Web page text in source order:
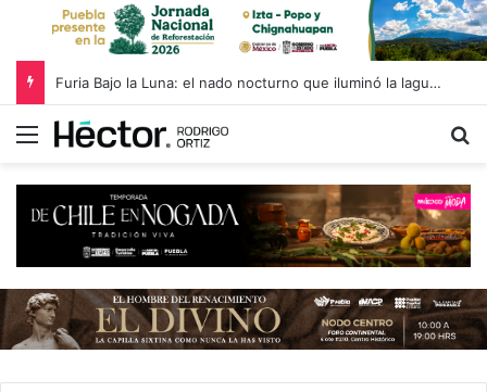
Furia Bajo la Luna: el nado nocturno que iluminó la laguna de Epatlán con nadadores de tres estados
Menú